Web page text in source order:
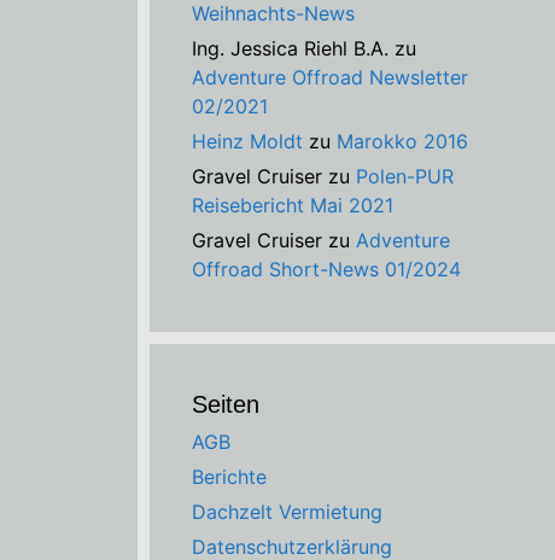
Weihnachts-News
Ing. Jessica Riehl B.A. zu
Adventure Offroad Newsletter
02/2021
Heinz Moldt zu Marokko 2016
Gravel Cruiser zu Polen-PUR
Reisebericht Mai 2021
Gravel Cruiser zu Adventure
Offroad Short-News 01/2024
Seiten
AGB
Berichte
Dachzelt Vermietung
Datenschutzerklärung